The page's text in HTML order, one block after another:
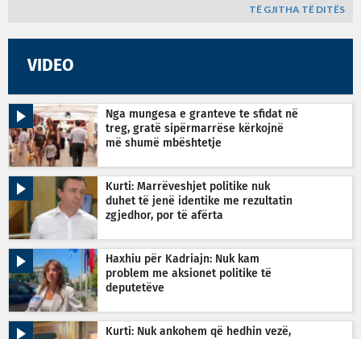
TË GJITHA TË DITËS
VIDEO
Nga mungesa e granteve te sfidat në
treg, gratë sipërmarrëse kërkojnë
më shumë mbështetje
Kurti: Marrëveshjet politike nuk
duhet të jenë identike me rezultatin
zgjedhor, por të afërta
Haxhiu për Kadriajn: Nuk kam
problem me aksionet politike të
deputetëve
Kurti: Nuk ankohem që hedhin vezë,